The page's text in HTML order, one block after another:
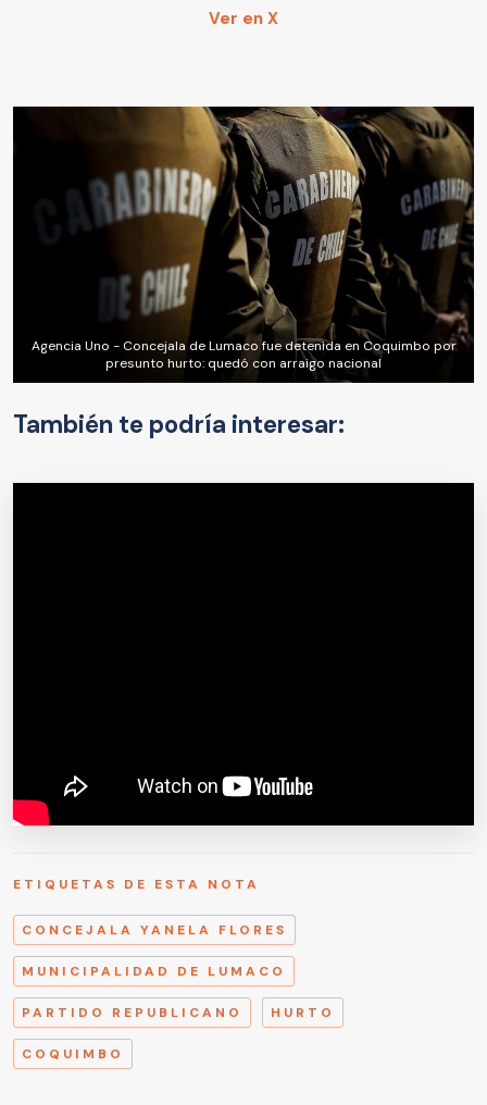
Ver en X
Agencia Uno - Concejala de Lumaco fue detenida en Coquimbo por
presunto hurto: quedó con arraigo nacional
También te podría interesar:
ETIQUETAS DE ESTA NOTA
CONCEJALA YANELA FLORES
MUNICIPALIDAD DE LUMACO
PARTIDO REPUBLICANO HURTO
COQUIMBO